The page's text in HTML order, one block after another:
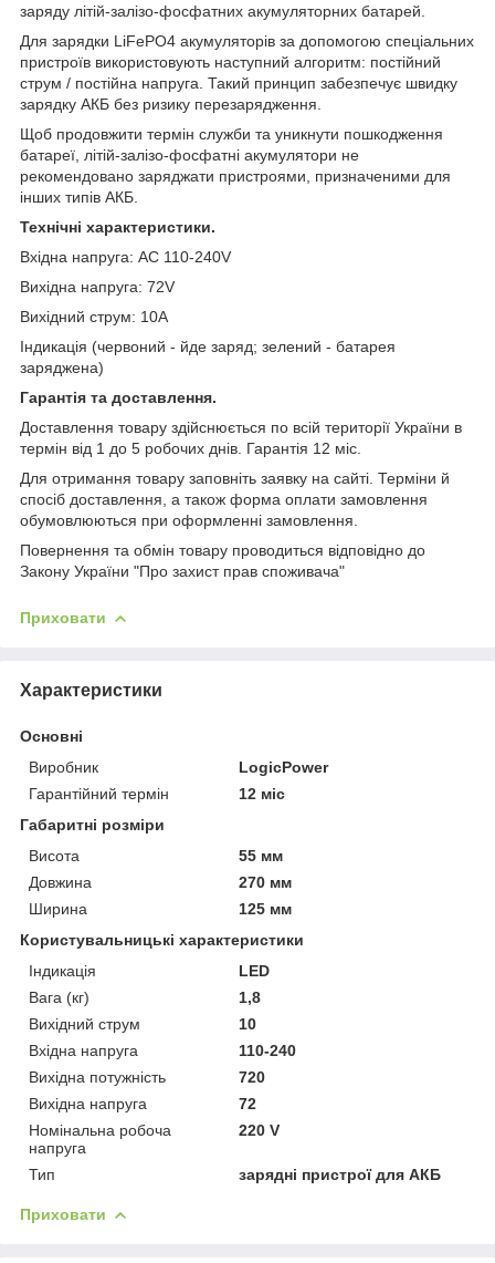
заряду літій-залізо-фосфатних акумуляторних батарей.
Для зарядки LiFePO4 акумуляторів за допомогою спеціальних
пристроїв використовують наступний алгоритм: постійний
струм / постійна напруга. Такий принцип забезпечує швидку
зарядку АКБ без ризику перезарядження.
Щоб продовжити термін служби та уникнути пошкодження
батареї, літій-залізо-фосфатні акумулятори не
рекомендовано заряджати пристроями, призначеними для
інших типів АКБ.
Технічні характеристики.
Вхідна напруга: AC 110-240V
Вихідна напруга: 72V
Вихідний струм: 10A
Індикація (червоний - йде заряд; зелений - батарея
заряджена)
Гарантія та доставлення.
Доставлення товару здійснюється по всій території України в
термін від 1 до 5 робочих днів. Гарантія 12 міс.
Для отримання товару заповніть заявку на сайті. Терміни й
спосіб доставлення, а також форма оплати замовлення
обумовлюються при оформленні замовлення.
Повернення та обмін товару проводиться відповідно до
Закону України "Про захист прав споживача"
Приховати
Характеристики
Основні
Виробник
LogicPower
Гарантійний термін
12 міс
Габаритні розміри
Висота
55 мм
Довжина
270 мм
Ширина
125 мм
Користувальницькі характеристики
Індикація
LED
Вага (кг)
1,8
Вихідний струм
10
Вхідна напруга
110-240
Вихідна потужність
720
Вихідна напруга
72
Номінальна робоча
напруга
220 V
Тип зарядні пристрої для АКБ
Приховати